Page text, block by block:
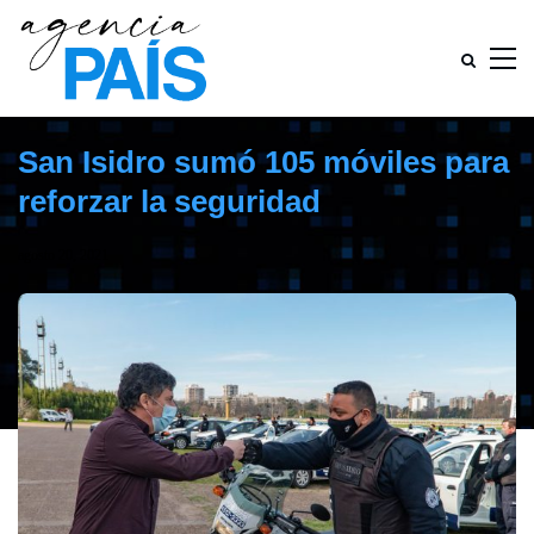
San Isidro sumó 105 móviles para
reforzar la seguridad